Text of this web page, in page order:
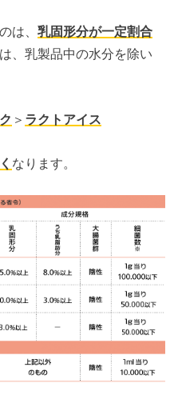
は、乳固形分が一定割合
、乳製品中の水分を除い
＞ ラクトアイス
なります。